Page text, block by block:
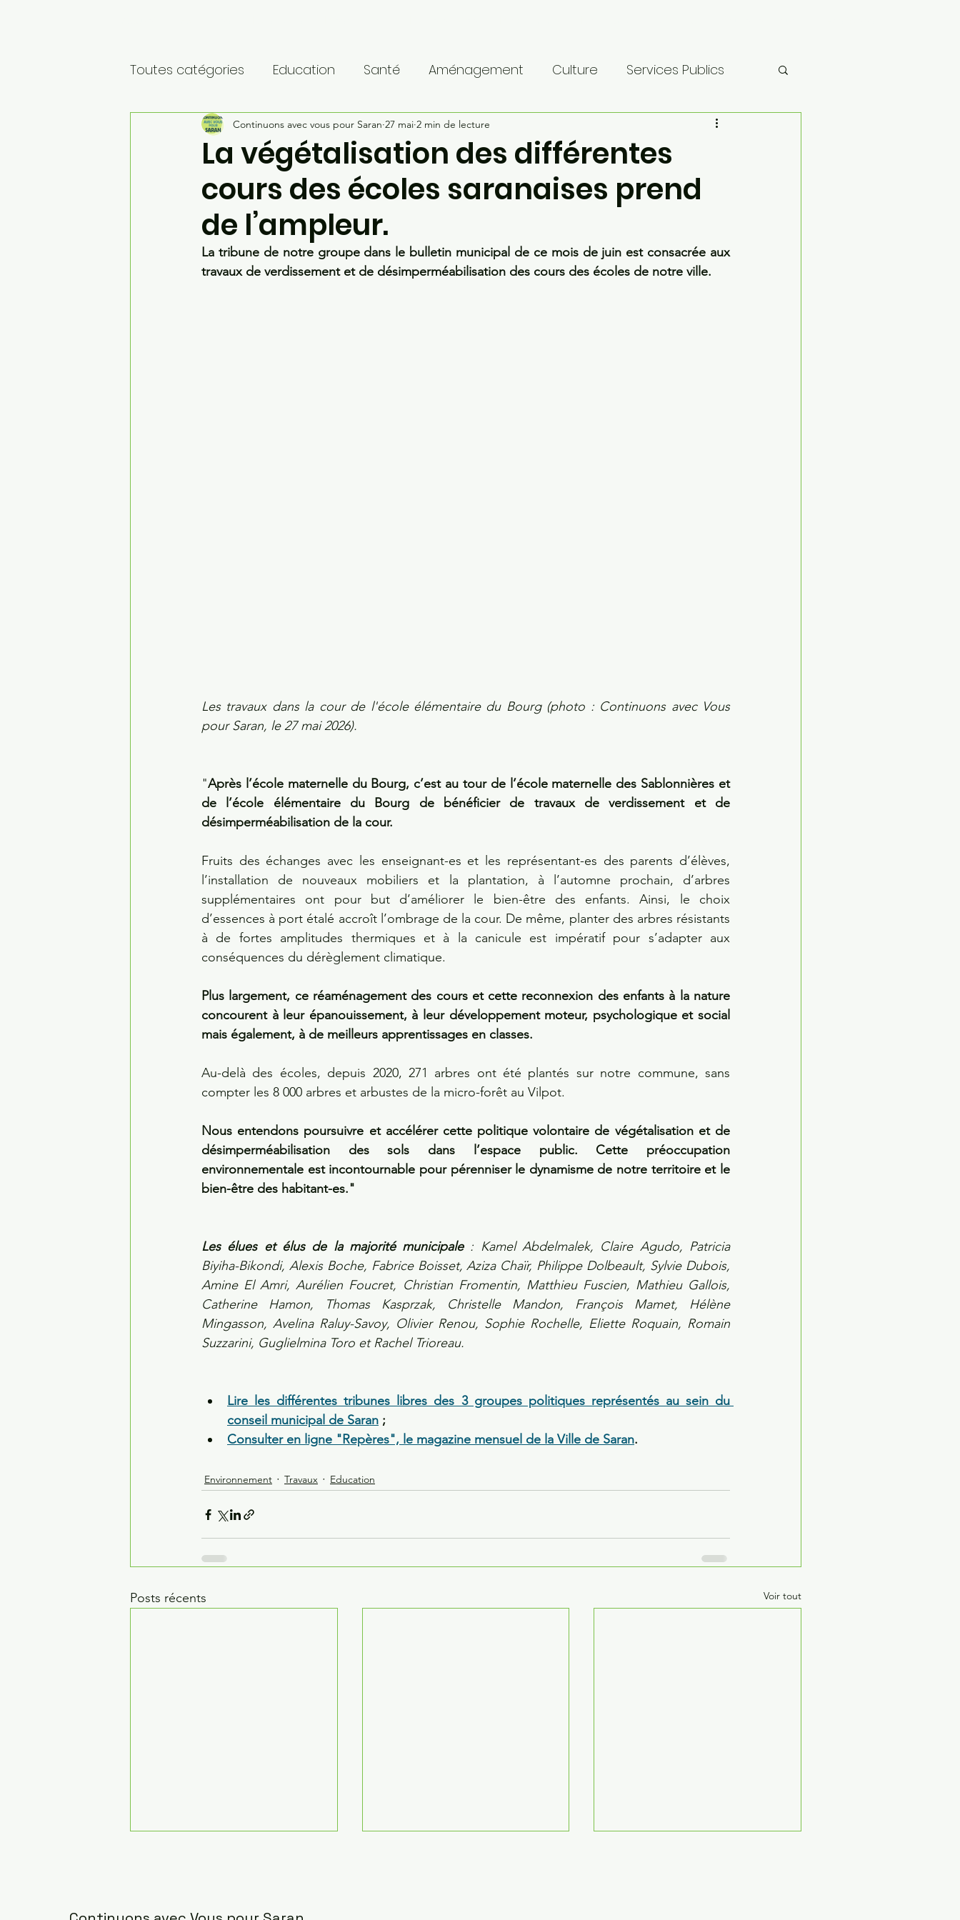
Toutes catégories Education Santé Aménagement Culture Services Publics
Transport Environnement Travaux Sport
Elections municipales 2026
La végétalisation des différentes
cours des écoles saranaises prend
de l’ampleur.
Continuons avec vous pour Saran 27 mai 2 min de lecture
La tribune de notre groupe dans le bulletin municipal de ce mois de juin est consacrée aux
travaux de verdissement et de désimperméabilisation des cours des écoles de notre ville.
Les travaux dans la cour de l'école élémentaire du Bourg (photo : Continuons avec Vous
pour Saran, le 27 mai 2026).
"Après l’école maternelle du Bourg, c’est au tour de l’école maternelle des Sablonnières et
de l’école élémentaire du Bourg de bénéficier de travaux de verdissement et de
désimperméabilisation de la cour.
Fruits des échanges avec les enseignant-es et les représentant-es des parents d’élèves,
l’installation de nouveaux mobiliers et la plantation, à l’automne prochain, d’arbres
supplémentaires ont pour but d’améliorer le bien-être des enfants. Ainsi, le choix
d’essences à port étalé accroît l’ombrage de la cour. De même, planter des arbres résistants
à de fortes amplitudes thermiques et à la canicule est impératif pour s’adapter aux
conséquences du dérèglement climatique.
Plus largement, ce réaménagement des cours et cette reconnexion des enfants à la nature
concourent à leur épanouissement, à leur développement moteur, psychologique et social
mais également, à de meilleurs apprentissages en classes.
Au-delà des écoles, depuis 2020, 271 arbres ont été plantés sur notre commune, sans
compter les 8 000 arbres et arbustes de la micro-forêt au Vilpot.
Nous entendons poursuivre et accélérer cette politique volontaire de végétalisation et de
désimperméabilisation des sols dans l’espace public. Cette préoccupation
environnementale est incontournable pour pérenniser le dynamisme de notre territoire et le
bien-être des habitant-es."
Les élues et élus de la majorité municipale : Kamel Abdelmalek, Claire Agudo, Patricia
Biyiha-Bikondi, Alexis Boche, Fabrice Boisset, Aziza Chaïr, Philippe Dolbeault, Sylvie Dubois,
Amine El Amri, Aurélien Foucret, Christian Fromentin, Matthieu Fuscien, Mathieu Gallois,
Catherine Hamon, Thomas Kasprzak, Christelle Mandon, François Mamet, Hélène
Mingasson, Avelina Raluy-Savoy, Olivier Renou, Sophie Rochelle, Eliette Roquain, Romain
Suzzarini, Guglielmina Toro et Rachel Trioreau.
Lire les différentes tribunes libres des 3 groupes politiques représentés au sein du
conseil municipal de Saran ;
Consulter en ligne "Repères", le magazine mensuel de la Ville de Saran.
Environnement Travaux Education
Posts récents Voir tout